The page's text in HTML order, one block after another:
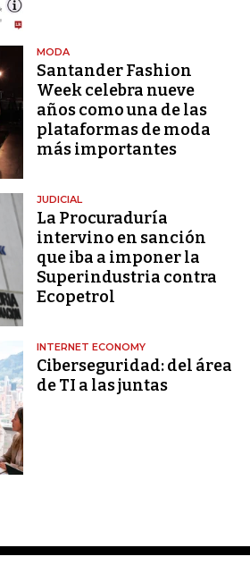
MODA
Santander Fashion
Week celebra nueve
años como una de las
plataformas de moda
más importantes
JUDICIAL
La Procuraduría
intervino en sanción
que iba a imponer la
Superindustria contra
Ecopetrol
INTERNET ECONOMY
Ciberseguridad: del área
de TI a las juntas